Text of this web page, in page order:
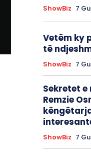
ShowBiz 7
Vetëm ky
të
ShowBiz 7
Sekretet
Remzie
ShowBiz 7